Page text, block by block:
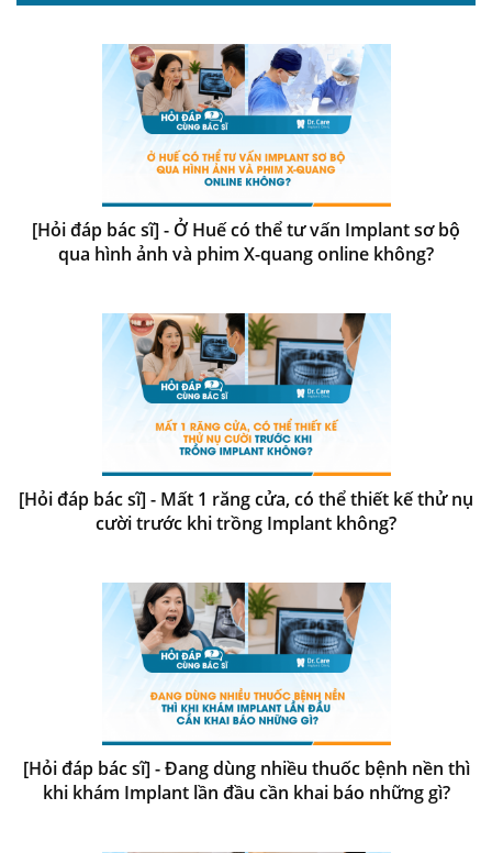
[Hỏi đáp bác sĩ] - Ở Huế có thể tư vấn Implant sơ bộ
qua hình ảnh và phim X-quang online không?
[Hỏi đáp bác sĩ] - Mất 1 răng cửa, có thể thiết kế thử nụ
cười trước khi trồng Implant không?
[Hỏi đáp bác sĩ] - Đang dùng nhiều thuốc bệnh nền thì
khi khám Implant lần đầu cần khai báo những gì?